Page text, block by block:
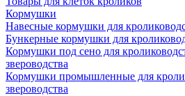
Кормушки
Навесные кормушки для
Бункерные кормушки для
Кормушки под сено для
звероводства
Кормушки промышленные для
звероводства